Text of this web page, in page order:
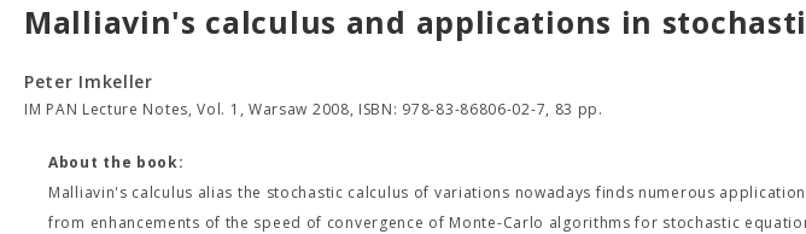
Malliavin's calculus and applications in
Peter Imkeller
IM PAN Lecture Notes, Vol. 1, Warsaw 2008, ISBN: 978-83-86806-02-7, 83 pp.
About the book:
Malliavin's calculus alias the stochastic calculus of variations nowadays finds numerous
from enhancements of the speed of convergence of Monte-Carlo algorithms for stochastic